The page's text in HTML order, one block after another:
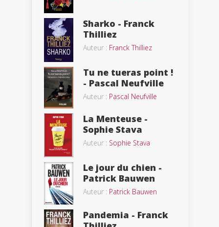
Sharko - Franck
Thilliez
Auteur : Franck Thilliez
Tu ne tueras point !
- Pascal Neufville
Auteur : Pascal Neufville
La Menteuse -
Sophie Stava
Auteur : Sophie Stava
Le jour du chien -
Patrick Bauwen
Auteur : Patrick Bauwen
Pandemia - Franck